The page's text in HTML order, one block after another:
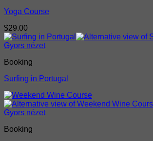
Yoga Course
$29.00
Gyors nézet
Booking
Surfing in Portugal
Gyors nézet
Booking